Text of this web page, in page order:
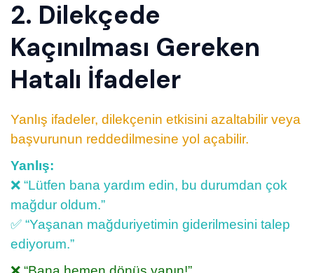
2. Dilekçede
Kaçınılması Gereken
Hatalı İfadeler
Yanlış ifadeler, dilekçenin etkisini azaltabilir veya
başvurunun reddedilmesine yol açabilir.
Yanlış:
❌ “Lütfen bana yardım edin, bu durumdan çok
mağdur oldum.”
✅ “Yaşanan mağduriyetimin giderilmesini talep
ediyorum.”